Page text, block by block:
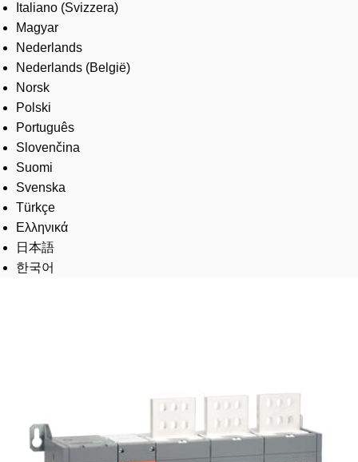
Italiano (Svizzera)
Magyar
Nederlands
Nederlands (België)
Norsk
Polski
Português
Slovenčina
Suomi
Svenska
Türkçe
Ελληνικά
日本語
한국어